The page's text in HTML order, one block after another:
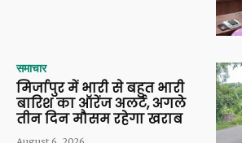
समाचार
मिर्जापुर में भारी से बहुत भारी
बारिश का ऑरेंज अलर्ट, अगले
तीन दिन मौसम रहेगा खराब